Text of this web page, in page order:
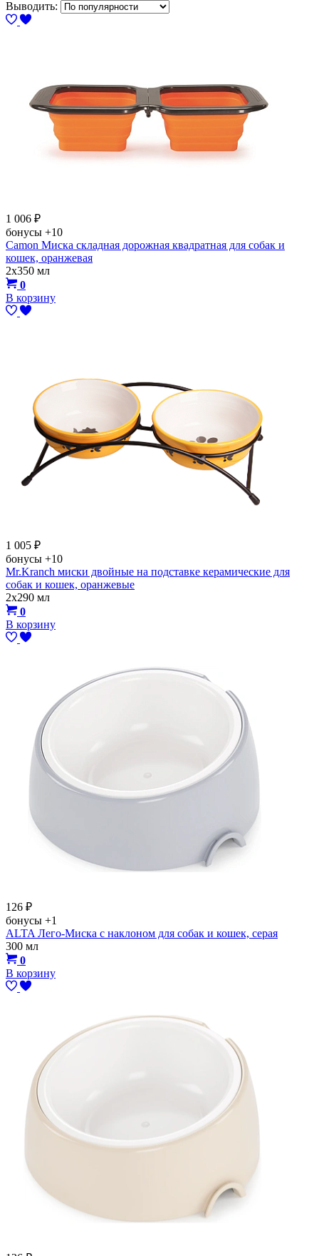
Выводить:
1 006 ₽
бонусы +10
Camon Миска складная дорожная квадратная для собак и
кошек, оранжевая
2х350 мл
0
В корзину
1 005 ₽
бонусы +10
Mr.Kranch миски двойные на подставке керамические для
собак и кошек, оранжевые
2х290 мл
0
В корзину
126 ₽
бонусы +1
ALTA Лего-Миска с наклоном для собак и кошек, серая
300 мл
0
В корзину